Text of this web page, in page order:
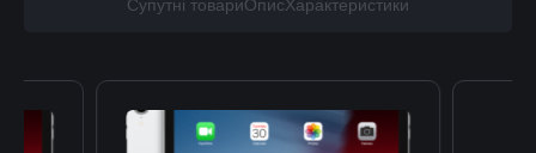
Супутні товариОписХарактеристики